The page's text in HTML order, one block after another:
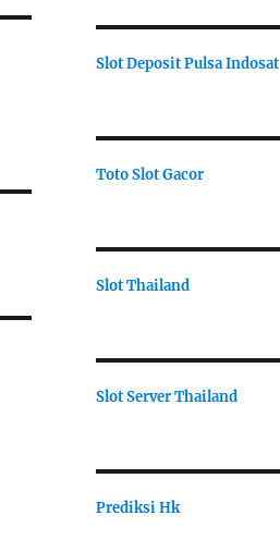
Slot Deposit Pulsa Indosat
Toto Slot Gacor
Slot Thailand
Slot Server Thailand
Prediksi Hk